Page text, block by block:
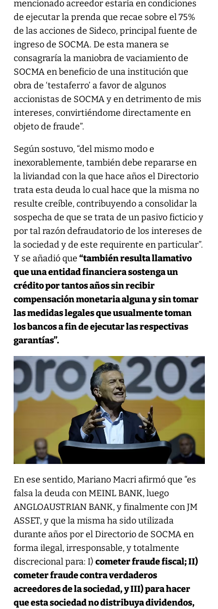
mencionado acreedor estaría en condiciones
de ejecutar la prenda que recae sobre el 75%
de las acciones de Sideco, principal fuente de
ingreso de SOCMA. De esta manera se
consagraría la maniobra de vaciamiento de
SOCMA en beneficio de una institución que
obra de ‘testaferro’ a favor de algunos
accionistas de SOCMA y en detrimento de mis
intereses, convirtiéndome directamente en
objeto de fraude”.
Según sostuvo, “del mismo modo e
inexorablemente, también debe repararse en
la liviandad con la que hace años el Directorio
trata esta deuda lo cual hace que la misma no
resulte creíble, contribuyendo a consolidar la
sospecha de que se trata de un pasivo ficticio y
por tal razón defraudatorio de los intereses de
la sociedad y de este requirente en particular”.
Y se añadió que “también resulta llamativo
que una entidad financiera sostenga un
crédito por tantos años sin recibir
compensación monetaria alguna y sin tomar
las medidas legales que usualmente toman
los bancos a fin de ejecutar las respectivas
garantías”.
En ese sentido, Mariano Macri afirmó que “es
falsa la deuda con MEINL BANK, luego
ANGLOAUSTRIAN BANK, y finalmente con JM
ASSET, y que la misma ha sido utilizada
durante años por el Directorio de SOCMA en
forma ilegal, irresponsable, y totalmente
discrecional para: I) cometer fraude fiscal; II)
cometer fraude contra verdaderos
acreedores de la sociedad, y III) para hacer
que esta sociedad no distribuya dividendos,